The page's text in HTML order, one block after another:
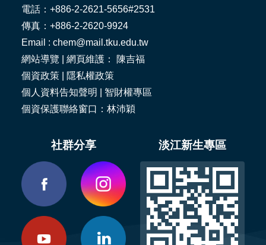
電話：+886-2-2621-5656#2531
傳真：+886-2-2620-9924
Email : chem@mail.tku.edu.tw
網站導覽 | 網頁維護： 陳吉福
個資政策
隱私權政策
個人資料告知聲明
智財權專區
個資保護聯絡窗口：林沛穎
社群分享 淡江新生專區